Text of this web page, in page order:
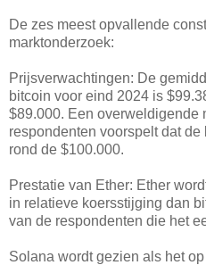
De zes meest opvallende
marktonderzoek:
Prijsverwachtingen: De
bitcoin voor eind 2024 is
$89.000. Een overweldigende
respondenten voorspelt dat
rond de $100.000.
Prestatie van Ether: Ether
in relatieve koersstijging dan
van de respondenten die het
Solana wordt gezien als het